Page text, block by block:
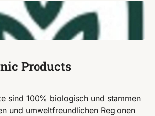
Products
sind 100% biologisch und stammen
und umweltfreundlichen Regionen